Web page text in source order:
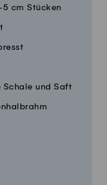
cm Stücken
und Saft